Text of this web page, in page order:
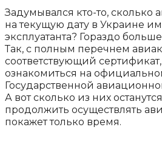
Задумывался кто-то, сколько
на текущую дату в Украине
эксплуатанта? Гораздо
Так, с полным перечнем
соответствующий
ознакомиться на
Государственной
А вот сколько из них
продолжить осуществлять
покажет только время.